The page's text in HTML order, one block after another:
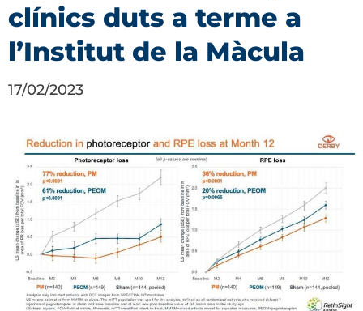
clínics duts a terme a
l’Institut de la Màcula
17/02/2023